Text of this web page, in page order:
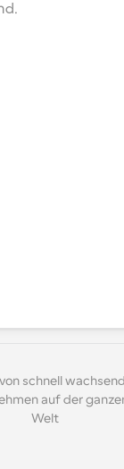
schnell
auf der
Welt